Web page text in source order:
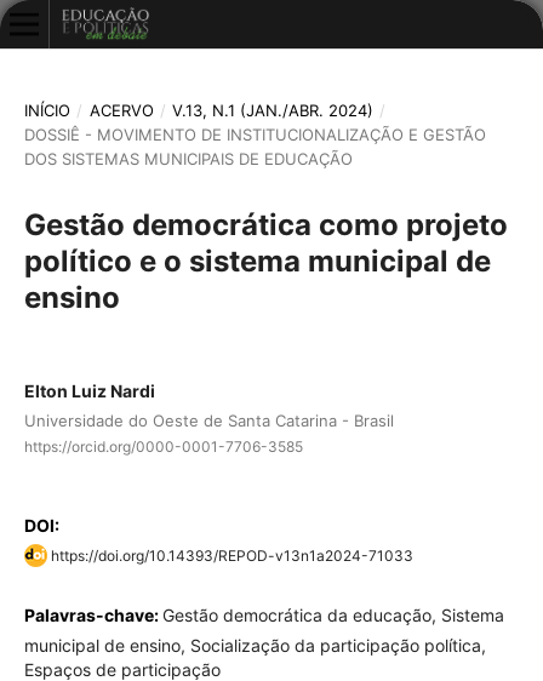
INÍCIO / ACERVO / V.13, N.1 (JAN./ABR. 2024) /
DOSSIÊ - MOVIMENTO DE INSTITUCIONALIZAÇÃO E GESTÃO
DOS SISTEMAS MUNICIPAIS DE EDUCAÇÃO
Gestão democrática como projeto
político e o sistema municipal de
ensino
Elton Luiz Nardi
Universidade do Oeste de Santa Catarina - Brasil
https://orcid.org/0000-0001-7706-3585
DOI:
https://doi.org/10.14393/REPOD-v13n1a2024-71033
Palavras-chave:Gestão democrática da educação, Sistema
municipal de ensino, Socialização da participação política,
Espaços de participação